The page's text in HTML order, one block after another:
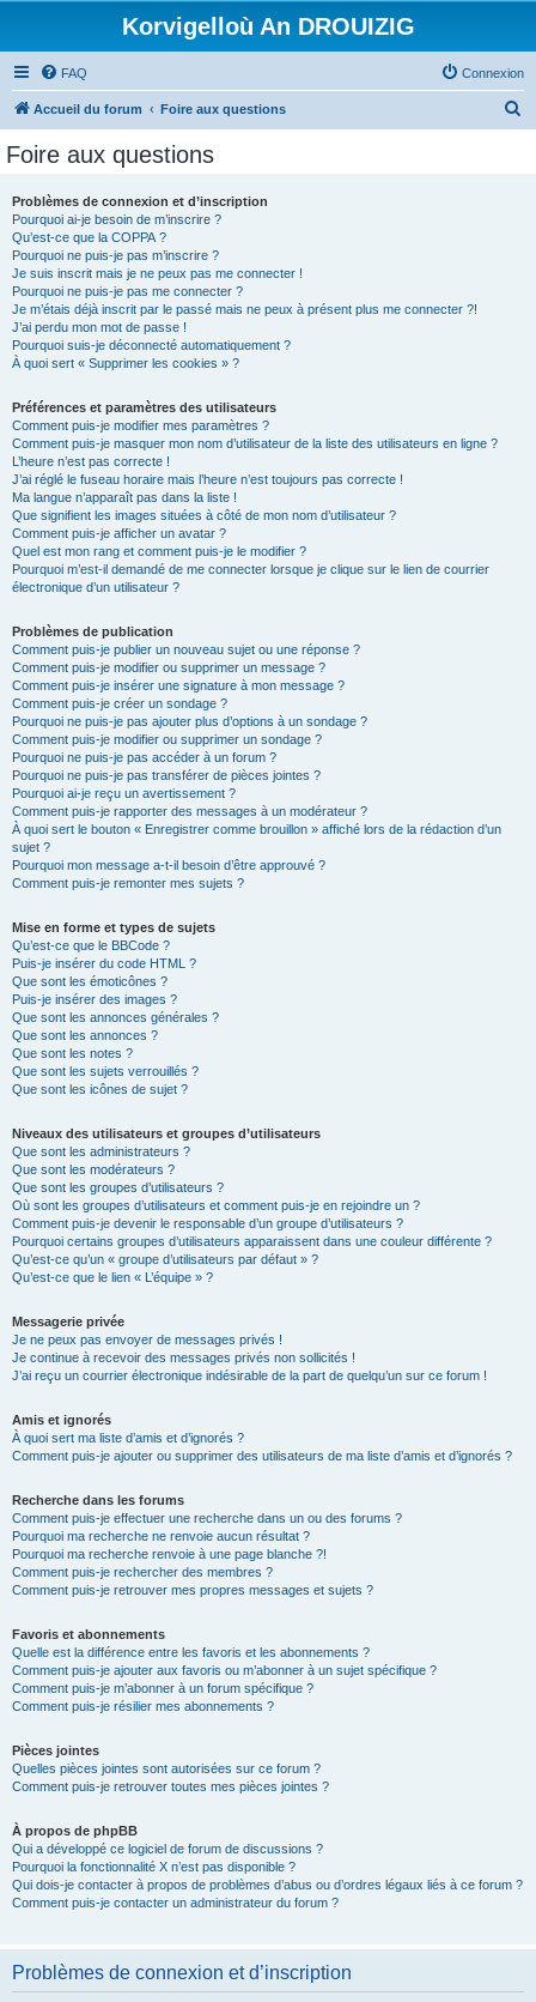
Korvigelloù An DROUIZIG
FAQ Connexion
Accueil du forum Foire aux questions
Foire aux questions
Problèmes de connexion et d’inscription
Pourquoi ai-je besoin de m’inscrire ?
Qu’est-ce que la COPPA ?
Pourquoi ne puis-je pas m’inscrire ?
Je suis inscrit mais je ne peux pas me connecter !
Pourquoi ne puis-je pas me connecter ?
Je m’étais déjà inscrit par le passé mais ne peux à présent plus me connecter ?!
J’ai perdu mon mot de passe !
Pourquoi suis-je déconnecté automatiquement ?
À quoi sert « Supprimer les cookies » ?
Préférences et paramètres des utilisateurs
Comment puis-je modifier mes paramètres ?
Comment puis-je masquer mon nom d’utilisateur de la liste des utilisateurs en ligne ?
L’heure n’est pas correcte !
J’ai réglé le fuseau horaire mais l’heure n’est toujours pas correcte !
Ma langue n’apparaît pas dans la liste !
Que signifient les images situées à côté de mon nom d’utilisateur ?
Comment puis-je afficher un avatar ?
Quel est mon rang et comment puis-je le modifier ?
Pourquoi m’est-il demandé de me connecter lorsque je clique sur le lien de courrier
électronique d’un utilisateur ?
Problèmes de publication
Comment puis-je publier un nouveau sujet ou une réponse ?
Comment puis-je modifier ou supprimer un message ?
Comment puis-je insérer une signature à mon message ?
Comment puis-je créer un sondage ?
Pourquoi ne puis-je pas ajouter plus d’options à un sondage ?
Comment puis-je modifier ou supprimer un sondage ?
Pourquoi ne puis-je pas accéder à un forum ?
Pourquoi ne puis-je pas transférer de pièces jointes ?
Pourquoi ai-je reçu un avertissement ?
Comment puis-je rapporter des messages à un modérateur ?
À quoi sert le bouton « Enregistrer comme brouillon » affiché lors de la rédaction d’un
sujet ?
Pourquoi mon message a-t-il besoin d’être approuvé ?
Comment puis-je remonter mes sujets ?
Mise en forme et types de sujets
Qu’est-ce que le BBCode ?
Puis-je insérer du code HTML ?
Que sont les émoticônes ?
Puis-je insérer des images ?
Que sont les annonces générales ?
Que sont les annonces ?
Que sont les notes ?
Que sont les sujets verrouillés ?
Que sont les icônes de sujet ?
Niveaux des utilisateurs et groupes d’utilisateurs
Que sont les administrateurs ?
Que sont les modérateurs ?
Que sont les groupes d’utilisateurs ?
Où sont les groupes d’utilisateurs et comment puis-je en rejoindre un ?
Comment puis-je devenir le responsable d’un groupe d’utilisateurs ?
Pourquoi certains groupes d’utilisateurs apparaissent dans une couleur différente ?
Qu’est-ce qu’un « groupe d’utilisateurs par défaut » ?
Qu’est-ce que le lien « L’équipe » ?
Messagerie privée
Je ne peux pas envoyer de messages privés !
Je continue à recevoir des messages privés non sollicités !
J’ai reçu un courrier électronique indésirable de la part de quelqu’un sur ce forum !
Amis et ignorés
À quoi sert ma liste d’amis et d’ignorés ?
Comment puis-je ajouter ou supprimer des utilisateurs de ma liste d’amis et d’ignorés ?
Recherche dans les forums
Comment puis-je effectuer une recherche dans un ou des forums ?
Pourquoi ma recherche ne renvoie aucun résultat ?
Pourquoi ma recherche renvoie à une page blanche ?!
Comment puis-je rechercher des membres ?
Comment puis-je retrouver mes propres messages et sujets ?
Favoris et abonnements
Quelle est la différence entre les favoris et les abonnements ?
Comment puis-je ajouter aux favoris ou m’abonner à un sujet spécifique ?
Comment puis-je m’abonner à un forum spécifique ?
Comment puis-je résilier mes abonnements ?
Pièces jointes
Quelles pièces jointes sont autorisées sur ce forum ?
Comment puis-je retrouver toutes mes pièces jointes ?
À propos de phpBB
Qui a développé ce logiciel de forum de discussions ?
Pourquoi la fonctionnalité X n’est pas disponible ?
Qui dois-je contacter à propos de problèmes d’abus ou d’ordres légaux liés à ce forum ?
Comment puis-je contacter un administrateur du forum ?
Problèmes de connexion et d’inscription